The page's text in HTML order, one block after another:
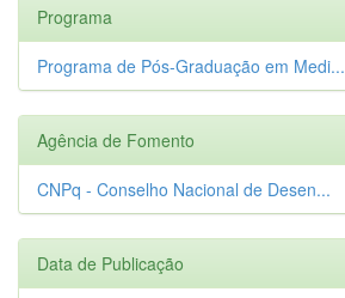
Programa
Programa de Pós-Graduação em Medi...
Agência de Fomento
CNPq - Conselho Nacional de Desen...
Data de Publicação